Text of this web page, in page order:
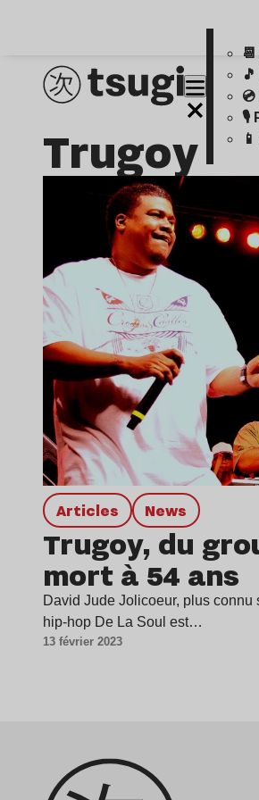
🎙️
Trugoy
Articles news
Trugoy, du
mort à 54 ans
David Jude Jolicoeur, plus
hip-hop De La Soul est…
13 février 2023